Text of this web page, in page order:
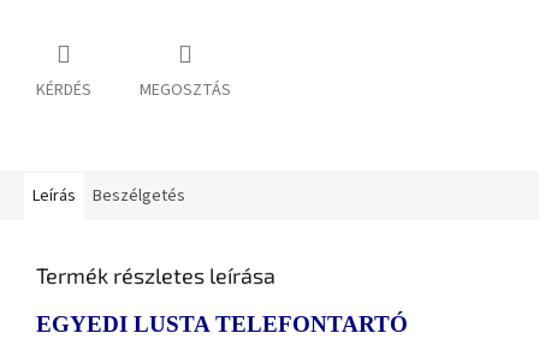
KÉRDÉS MEGOSZTÁS
Leírás Beszélgetés
Termék részletes leírása
EGYEDI LUSTA TELEFONTARTÓ